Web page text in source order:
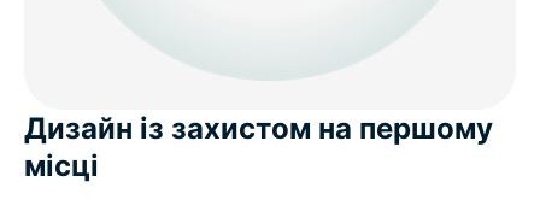
Дизайн із захистом на першому
місці